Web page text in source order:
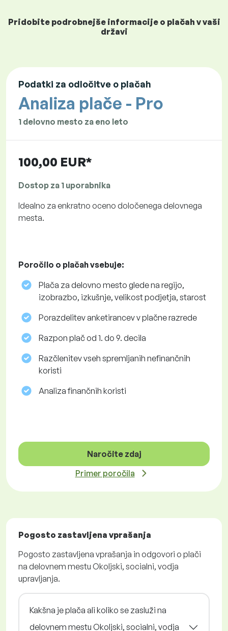
Pridobite podrobnejše informacije o plačah v vaši
državi
Podatki za odločitve o plačah
Analiza plače - Pro
1 delovno mesto za eno leto
100,00 EUR*
Dostop za 1 uporabnika
Idealno za enkratno oceno določenega delovnega
mesta.
Poročilo o plačah vsebuje:
Plača za delovno mesto glede na regijo,
izobrazbo, izkušnje, velikost podjetja, starost
Porazdelitev anketirancev v plačne razrede
Razpon plač od 1. do 9. decila
Razčlenitev vseh spremljanih nefinančnih
koristi
Analiza finančnih koristi
Naročite zdaj
Primer poročila
Pogosto zastavljena vprašanja
Pogosto zastavljena vprašanja in odgovori o plači
na delovnem mestu Okoljski, socialni, vodja
upravljanja.
Kakšna je plača ali koliko se zasluži na
delovnem mestu Okoljski, socialni, vodja